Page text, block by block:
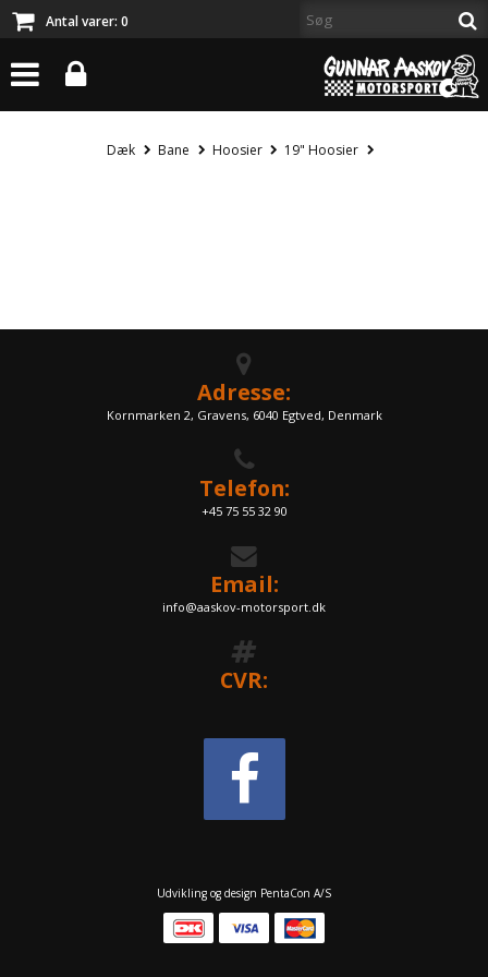
Antal varer: 0
Dæk Bane Hoosier 19" Hoosier
Adresse:
Kornmarken 2, Gravens, 6040 Egtved, Denmark
Telefon:
+45 75 55 32 90
Email:
info@aaskov-motorsport.dk
CVR:
Udvikling og design PentaCon A/S